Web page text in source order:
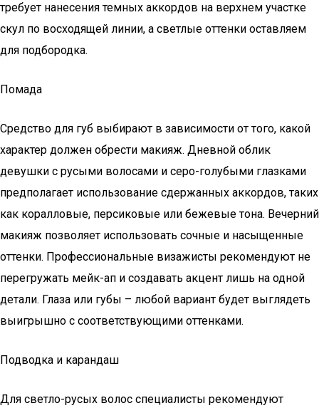
требует нанесения темных аккордов на верхнем участке
скул по восходящей линии, а светлые оттенки оставляем
для подбородка.
Помада
Средство для губ выбирают в зависимости от того, какой
характер должен обрести макияж. Дневной облик
девушки с русыми волосами и серо-голубыми глазками
предполагает использование сдержанных аккордов, таких
как коралловые, персиковые или бежевые тона. Вечерний
макияж позволяет использовать сочные и насыщенные
оттенки. Профессиональные визажисты рекомендуют не
перегружать мейк-ап и создавать акцент лишь на одной
детали. Глаза или губы – любой вариант будет выглядеть
выигрышно с соответствующими оттенками.
Подводка и карандаш
Для светло-русых волос специалисты рекомендуют